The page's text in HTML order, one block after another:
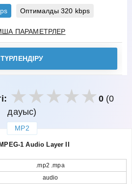
Оптималды 320 kbps
ПАРАМЕТРЛЕР
ТҮРЛЕНДІРУ
0(0
дауыс)
MP2
1 Audio Layer II
.mp2 .mpa
audio